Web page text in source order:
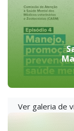
Ver galeria de